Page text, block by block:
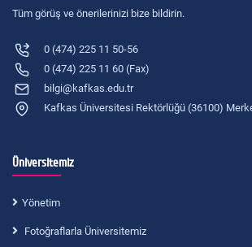
Tüm görüş ve önerilerinizi bize bildirin.
0 (474) 225 11 50-56
0 (474) 225 11 60 (Fax)
bilgi@kafkas.edu.tr
Kafkas Üniversitesi Rektörlüğü (36100)
Üniversitemiz
Yönetim
Fotoğraflarla Üniversitemiz